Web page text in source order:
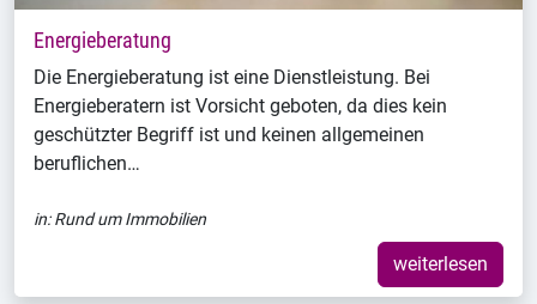
Energieberatung
Die Energieberatung ist eine Dienstleistung. Bei
Energieberatern ist Vorsicht geboten, da dies kein
geschützter Begriff ist und keinen allgemeinen
beruflichen…
in:Rund um Immobilien
weiterlesen